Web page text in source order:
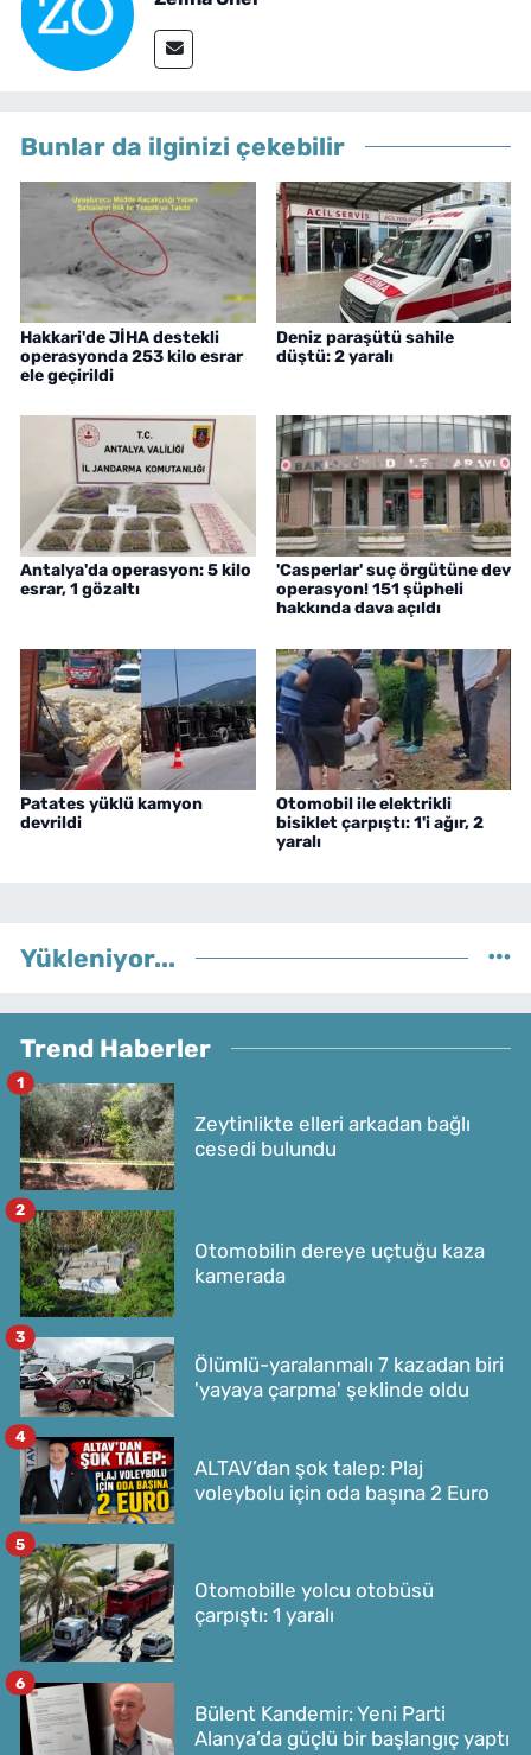
Bunlar da ilginizi çekebilir
Hakkari'de JİHA destekli
operasyonda 253 kilo esrar
ele geçirildi
Deniz paraşütü sahile
düştü: 2 yaralı
Antalya'da operasyon: 5 kilo
esrar, 1 gözaltı
'Casperlar' suç örgütüne dev
operasyon! 151 şüpheli
hakkında dava açıldı
Patates yüklü kamyon
devrildi
Otomobil ile elektrikli
bisiklet çarpıştı: 1'i ağır, 2
yaralı
Yükleniyor...
Trend Haberler
Zeytinlikte elleri arkadan bağlı
cesedi bulundu
1
Otomobilin dereye uçtuğu kaza
kamerada
2
Ölümlü-yaralanmalı 7 kazadan biri
'yayaya çarpma' şeklinde oldu
3
ALTAV’dan şok talep: Plaj
voleybolu için oda başına 2 Euro
4
Otomobille yolcu otobüsü
çarpıştı: 1 yaralı
5
Bülent Kandemir: Yeni Parti
Alanya’da güçlü bir başlangıç yaptı
6